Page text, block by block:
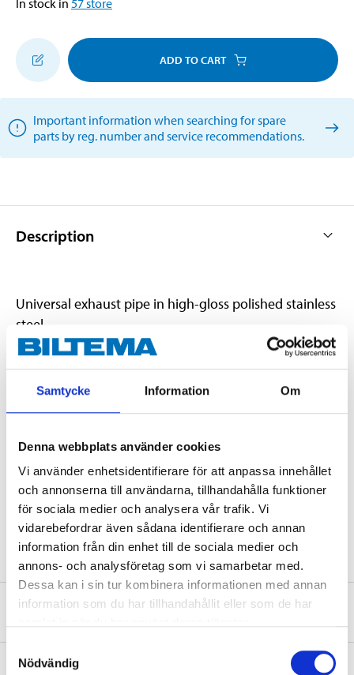
Samtycke Information Om
Denna webbplats använder cookies
Vi använder enhetsidentifierare för att anpassa innehållet
och annonserna till användarna, tillhandahålla funktioner
för sociala medier och analysera vår trafik. Vi
vidarebefordrar även sådana identifierare och annan
information från din enhet till de sociala medier och
annons- och analysföretag som vi samarbetar med.
Dessa kan i sin tur kombinera informationen med annan
information som du har tillhandahållit eller som de har
Samtyckesval
Nödvändig
ADD TO CART
Important information when searching for spare
parts by reg. number and service recommendations.
Description
Universal exhaust pipe in high-gloss polished stainless
steel.
Technical specifications
Thickness
1,5 mm
Material High-gloss polished
stainless steel
About the manufacturer